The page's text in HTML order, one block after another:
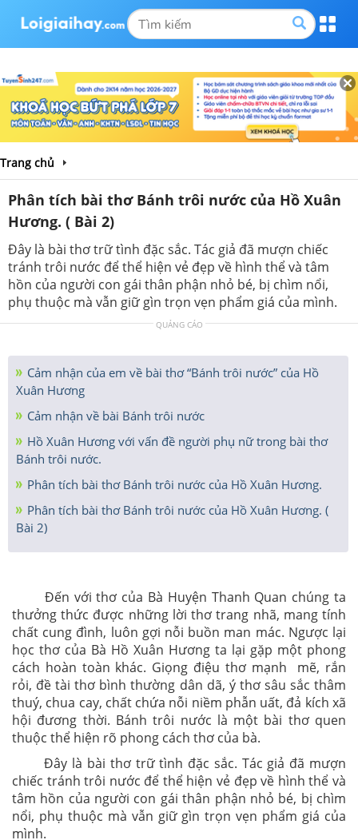
Trang chủ
Phân tích bài thơ Bánh trôi nước của Hồ Xuân
Hương. ( Bài 2)
Đây là bài thơ trữ tình đặc sắc. Tác giả đã mượn chiếc
tránh trôi nước để thể hiện vẻ đẹp về hình thể và tâm
hồn của người con gái thân phận nhỏ bé, bị chìm nổi,
phụ thuộc mà vẫn giữ gìn trọn vẹn phẩm giá của mình.
QUẢNG CÁO
Cảm nhận của em về bài thơ “Bánh trôi nước” của Hồ
Xuân Hương
Cảm nhận về bài Bánh trôi nước
Hồ Xuân Hương với vấn đề người phụ nữ trong bài thơ
Bánh trôi nước.
Phân tích bài thơ Bánh trôi nước của Hồ Xuân Hương.
Phân tích bài thơ Bánh trôi nước của Hồ Xuân Hương. (
Bài 2)
Đến với thơ của Bà Huyện Thanh Quan chúng ta
thưởng thức được những lời thơ trang nhã, mang tính
chất cung đình, luôn gợi nỗi buồn man mác. Ngược lại
học thơ của Bà Hồ Xuân Hương ta lại gặp một phong
cách hoàn toàn khác. Giọng điệu thơ mạnh mẽ, rắn
rỏi, đề tài thơ bình thường dân dã, ý thơ sâu sắc thâm
thuý, chua cay, chất chứa nỗi niềm phẫn uất, đả kích xã
hội đương thời. Bánh trôi nước là một bài thơ quen
thuộc thể hiện rõ phong cách thơ của bà.
Đây là bài thơ trữ tình đặc sắc. Tác giả đã mượn
chiếc tránh trôi nước để thể hiện vẻ đẹp về hình thể và
tâm hồn của người con gái thân phận nhỏ bé, bị chìm
nổi, phụ thuộc mà vẫn giữ gìn trọn vẹn phẩm giá của
mình.